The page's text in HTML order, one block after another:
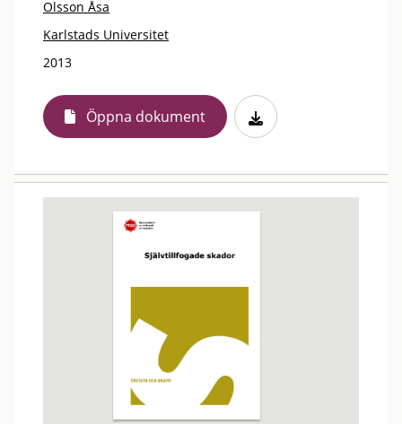
Olsson Åsa
Karlstads Universitet
2013
Öppna dokument